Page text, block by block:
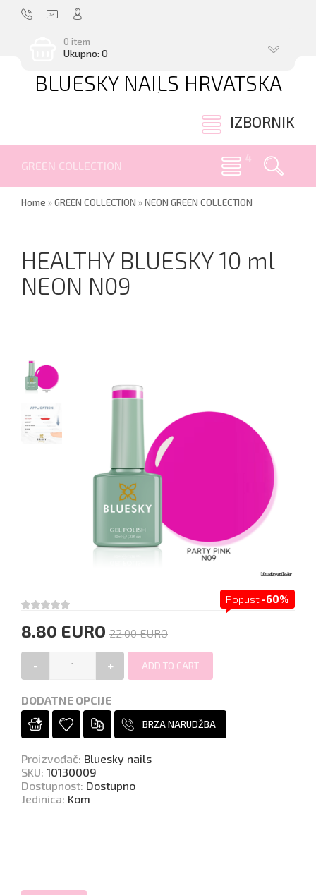
0 item
Ukupno: 0
BLUESKY NAILS HRVATSKA
.
IZBORNIK
GREEN COLLECTION
Home »GREEN COLLECTION »NEON GREEN COLLECTION
HEALTHY BLUESKY 10 ml
NEON N09
Popust -60%
8.80 EURO 22.00 EURO
- +
DODATNE OPCIJE
BRZA NARUDŽBA
Proizvođač: Bluesky nails
SKU: 10130009
Dostupnost: Dostupno
Jedinica: Kom